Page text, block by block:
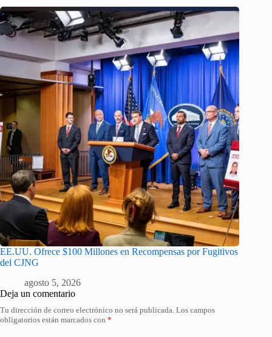
EE.UU. Ofrece $100 Millones en Recompensas por Fugitivos
del CJNG
agosto 5, 2026
Deja un comentario
Tu dirección de correo electrónico no será publicada. Los campos
obligatorios están marcados con *